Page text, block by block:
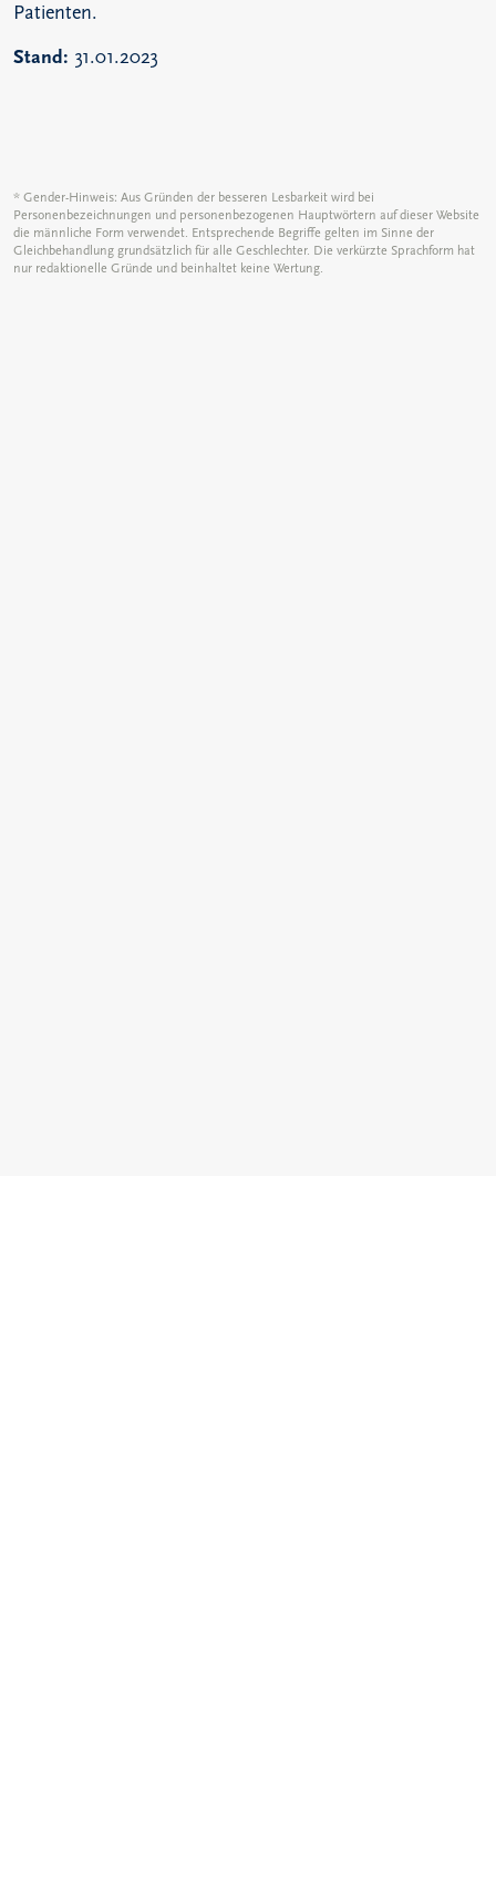
Patienten.
Stand: 31.01.2023
* Gender-Hinweis: Aus Gründen der besseren Lesbarkeit wird bei
Personenbezeichnungen und personenbezogenen Hauptwörtern auf dieser Website
die männliche Form verwendet. Entsprechende Begriffe gelten im Sinne der
Gleichbehandlung grundsätzlich für alle Geschlechter. Die verkürzte Sprachform hat
nur redaktionelle Gründe und beinhaltet keine Wertung.